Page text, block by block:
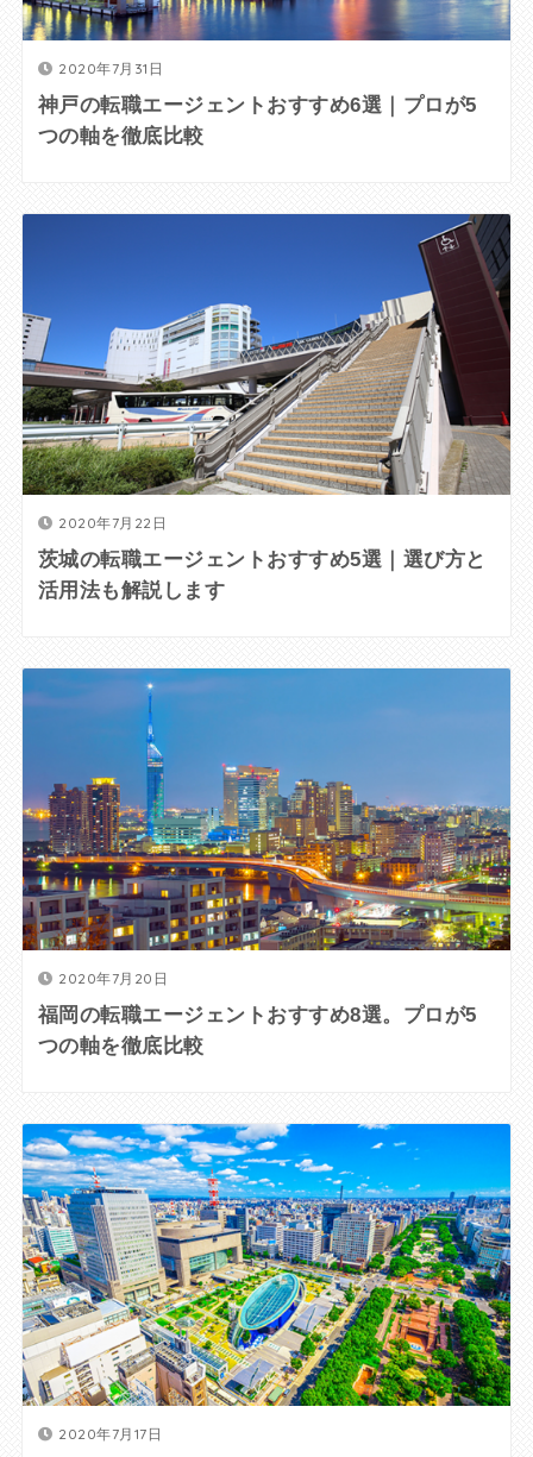
2020年7月31日
神戸の転職エージェントおすすめ6選｜プロが5
つの軸を徹底比較
2020年7月22日
茨城の転職エージェントおすすめ5選｜選び方と
活用法も解説します
2020年7月20日
福岡の転職エージェントおすすめ8選。プロが5
つの軸を徹底比較
2020年7月17日